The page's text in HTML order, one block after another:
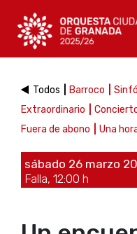
Todos Barroco
Extraordinario
Fuera de abono
Una
sábado 26 marzo
Falla, 12:00 h